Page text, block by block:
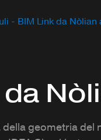
- BIM Link da Nòlian
geometria del